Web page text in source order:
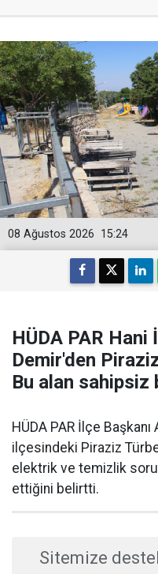
15:24
08 Ağustos 2026
HÜDA PAR Hani
Demir'den
Bu alan sahipsiz
HÜDA PAR İlçe Başkanı
ilçesindeki Piraziz
elektrik ve temizlik
ettiğini belirtti.
Sitemize